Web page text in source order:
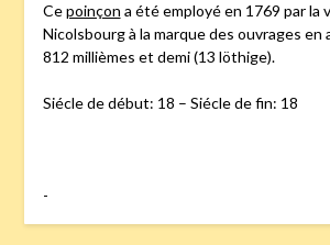
Cepoinçon a été employé en 1769 par la
Nicolsbourg à la marque des ouvrages
812 millièmes et demi (13 löthige).
Siécle de début: 18 – Siécle de fin: 18
-